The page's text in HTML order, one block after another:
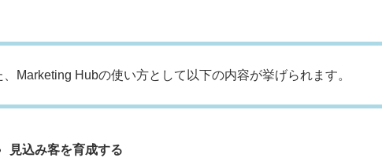
、Marketing Hubの使い方として以下の内容が挙げられます。
見込み客を育成する